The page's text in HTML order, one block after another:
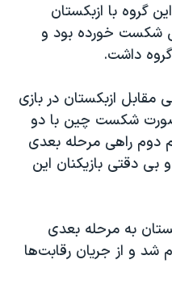
گروه با ازبکستان
شکست خورده بود و
داشت.
مقابل ازبکستان در بازی
صورت شکست چین با دو
دوم راهی مرحله بعدی
دقتی بازیکنان این
به مرحله بعدی
شد و از جریان رقابت‌ها